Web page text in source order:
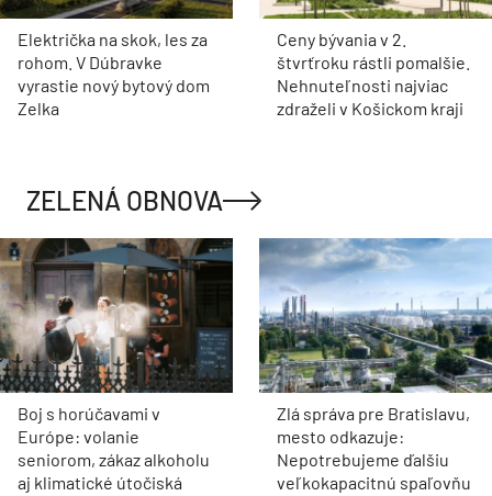
Električka na skok, les za
rohom. V Dúbravke
vyrastie nový bytový dom
Zelka
Ceny bývania v 2.
štvrťroku rástli pomalšie.
Nehnuteľnosti najviac
zdraželi v Košickom kraji
ZELENÁ OBNOVA
Boj s horúčavami v
Európe: volanie
seniorom, zákaz alkoholu
aj klimatické útočiská
Zlá správa pre Bratislavu,
mesto odkazuje:
Nepotrebujeme ďalšiu
veľkokapacitnú spaľovňu